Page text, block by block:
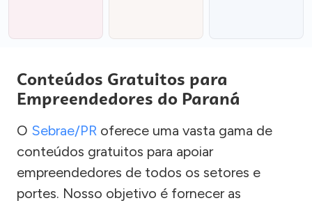
Conteúdos Gratuitos para
Empreendedores do Paraná
O Sebrae/PR oferece uma vasta gama de
conteúdos gratuitos para apoiar
empreendedores de todos os setores e
portes. Nosso objetivo é fornecer as